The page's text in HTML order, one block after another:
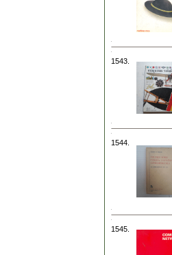
1543.
1544.
1545.